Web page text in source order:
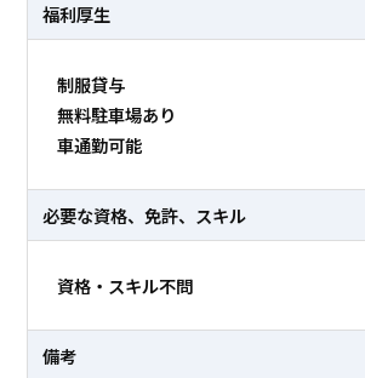
福利厚生
制服貸与
無料駐車場あり
車通勤可能
必要な資格、免許、スキル
資格・スキル不問
備考